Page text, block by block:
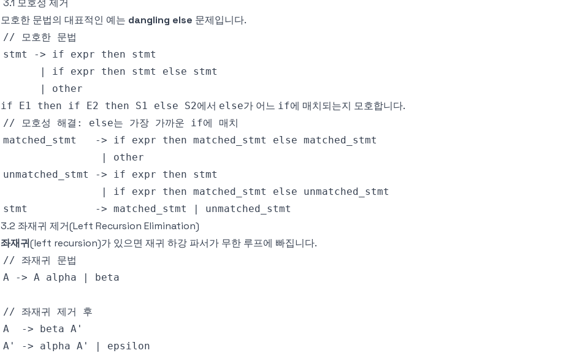
3.1 모호성 제거
모호한 문법의 대표적인 예는 dangling else 문제입니다.
if E1 then if E2 then S1 else S2에서 else가 어느 if에 매치되는지 모호합니다.
3.2 좌재귀 제거(Left Recursion Elimination)
좌재귀(left recursion)가 있으면 재귀 하강 파서가 무한 루프에 빠집니다.